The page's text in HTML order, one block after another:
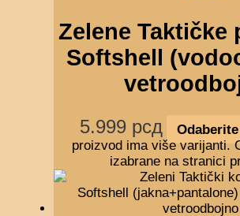
Zelene Taktičke
Softshell
5.999 рсд
proizvod ima više varijanti.
izabrane na stranici